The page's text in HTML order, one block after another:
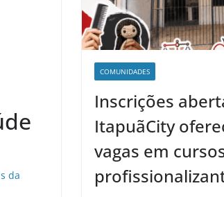
COMUNIDADES
Inscrições
ItapuãCity
vagas em